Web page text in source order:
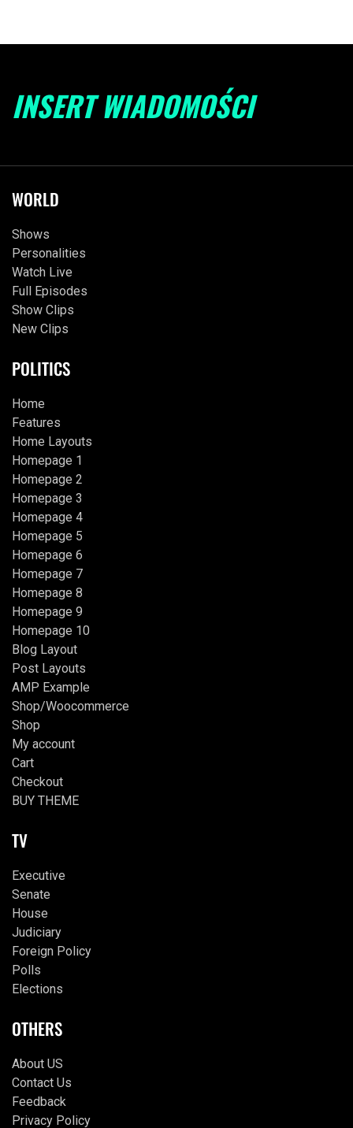
INSERT WIADOMOŚCI
WORLD
Shows
Personalities
Watch Live
Full Episodes
Show Clips
New Clips
POLITICS
Home
Features
Home Layouts
Homepage 1
Homepage 2
Homepage 3
Homepage 4
Homepage 5
Homepage 6
Homepage 7
Homepage 8
Homepage 9
Homepage 10
Blog Layout
Post Layouts
AMP Example
Shop/Woocommerce
Shop
My account
Cart
Checkout
BUY THEME
TV
Executive
Senate
House
Judiciary
Foreign Policy
Polls
Elections
OTHERS
About US
Contact Us
Feedback
Privacy Policy